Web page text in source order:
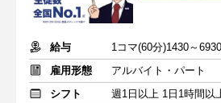
給与
1コマ(60分)1430～
雇用形態
アルバイト・パート
シフト
週1日以上 1日1時間以